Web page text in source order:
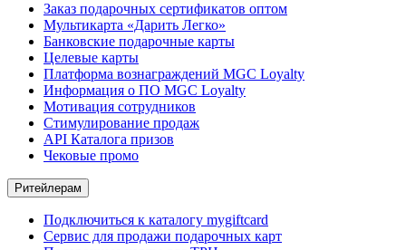
Заказ подарочных сертификатов оптом
Мультикарта «Дарить Легко»
Банковские подарочные карты
Целевые карты
Платформа вознаграждений MGC Loyalty
Информация о ПО MGC Loyalty
Мотивация сотрудников
Стимулирование продаж
API Каталога призов
Чековые промо
Ритейлерам
Подключиться к каталогу mygiftcard
Сервис для продажи подарочных карт